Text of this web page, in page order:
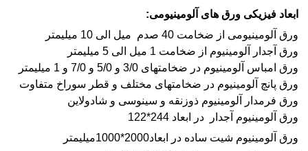
ابعاد فیزیکی ورق های آلومینیومی:
ورق آلومینیومی از ضخامت 40 صدم میل الی 10 میلیمتر
ورق آجدار آلومینیوم از ضخامت 1 میل الی 5 میلیمتر
ورق امباس آلومینیوم در ضخامتهای 3/0 و 5/0 و 7/0 و 1 میلیمتر
ورق پانچ آلومینیوم در ضخامتهای مختلف و قطر سوراخ متفاوت
ورق فرمدار آلومینیوم ذوزنقه و سینوسی و شادولاین
ورق آلومینیوم آجدار در ابعاد 244*122
ورق آلومينيوم شيت ساده در ابعاد2000*1000میلیمتر